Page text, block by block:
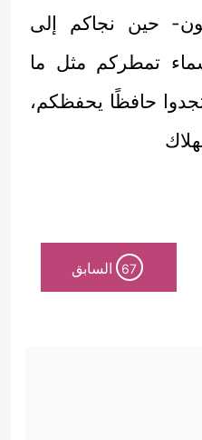
حين نجاكم إلى
تمطركم مثل ما
حافظًا يحفظكم،
67 السابق